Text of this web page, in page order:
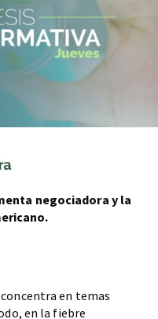
negociadora y la
en temas
en la fiebre